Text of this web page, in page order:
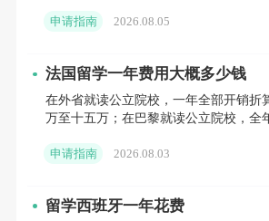
践。学院特别强调可持续建筑
案，以满足当前和未来的建筑需
以上是对德国优秀建筑类院
细介绍，希望能对同学们的德
进入自己梦想的学术殿堂，实
申请指南 2026.08.05
法国留学一年费用大概多少钱
在外省就读公立院校，一年全部开销折
万至十五万；在巴黎就读公立院校，全
异，一年总支出普
申请指南 2026.08.03
留学西班牙一年花费